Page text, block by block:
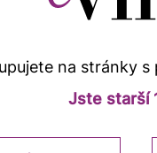
na stránky s
Jste starší